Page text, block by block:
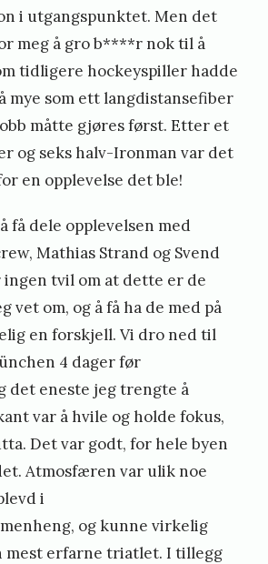
i utgangspunktet. Men det
meg å gro b****r nok til å
tidligere hockeyspiller hadde
mye som ett langdistansefiber
måtte gjøres først. Etter et
og seks halv-Ironman var det
en opplevelse det ble!
få dele opplevelsen med
Mathias Strand og Svend
tvil om at dette er de
vet om, og å få ha de med på
en forskjell. Vi dro ned til
4 dager før
det eneste jeg trengte å
var å hvile og holde fokus,
Det var godt, for hele byen
Atmosfæren var ulik noe
i
og kunne virkelig
mest erfarne triatlet. I tillegg